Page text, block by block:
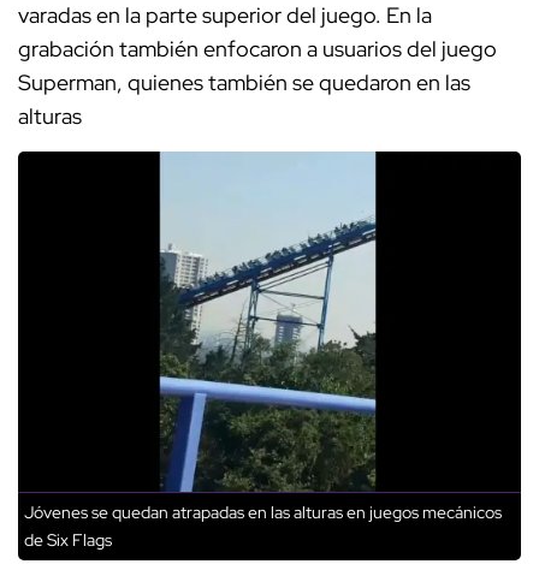
varadas en la parte superior del juego. En la
grabación también enfocaron a usuarios del juego
Superman, quienes también se quedaron en las
alturas
Jóvenes se quedan atrapadas en las alturas en juegos mecánicos
de Six Flags